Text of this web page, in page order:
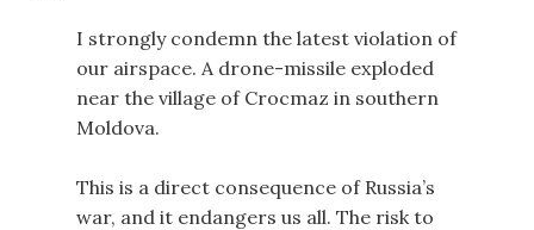
I strongly condemn the latest violation of
our airspace. A drone-missile exploded
near the village of Crocmaz in southern
Moldova.
This is a direct consequence of Russia’s
war, and it endangers us all. The risk to